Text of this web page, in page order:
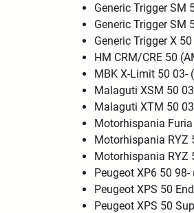
Generic Trigger SM
Generic Trigger SM
Generic Trigger X 50
HM CRM/CRE 50
MBK X-Limit 50 03-
Malaguti XSM 50
Malaguti XTM 50
Motorhispania
Motorhispania RYZ
Motorhispania RYZ
Peugeot XP6 50 98-
Peugeot XPS 50
Peugeot XPS 50